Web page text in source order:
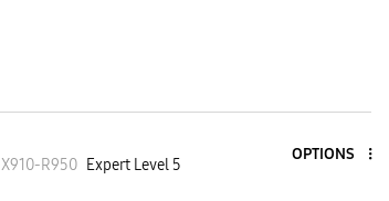
-R950 Expert Level 5
OPTIONS